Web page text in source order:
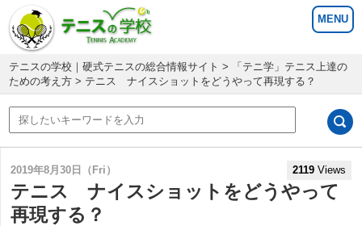
テニスの学校｜硬式テニスの総合情報サイト >
「テニ学」テニス上達の
ための考え方 > テニス ナイスショットをどうやって再現する？
2019年8月30日（Fri） 2119 Views
テニス ナイスショットをどうやって
再現する？